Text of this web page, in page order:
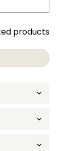
products